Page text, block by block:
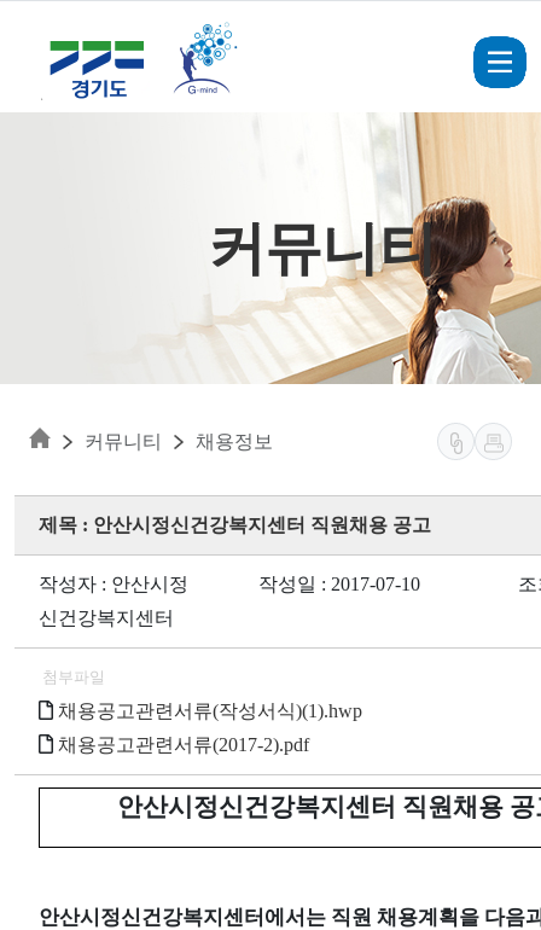
커뮤니티
커뮤니티 채용정보
제목 : 안산시정신건강복지센터 직원채용 공고
작성자 : 안산시정
신건강복지센터
작성일 : 2017-07-10 조
첨부파일
채용공고관련서류(작성서식)(1).hwp
채용공고관련서류(2017-2).pdf
안산시정신건강복지센터 직원채용 공
안산시정신건강복지센터에서는 직원 채용계획을 다음